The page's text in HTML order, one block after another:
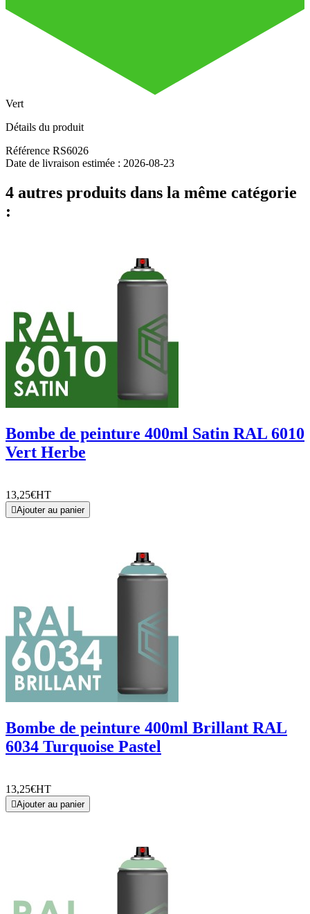
Vert
Détails du produit
Référence RS6026
Date de livraison estimée : 2026-08-23
4 autres produits dans la même catégorie
:
Bombe de peinture 400ml Satin RAL 6010
Vert Herbe
13,25€HT
Ajouter au panier
Bombe de peinture 400ml Brillant RAL
6034 Turquoise Pastel
13,25€HT
Ajouter au panier